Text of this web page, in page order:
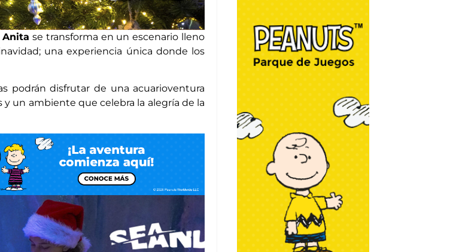
Anita se transforma en un escenario lleno
una experiencia única donde los
podrán disfrutar de una acuarioventura
y un ambiente que celebra la alegría de la
SAM SMITH: HAZEL
EYES
Un nuevo y emotivo disco
sobre NY
Afiches
RAYAS COLORIDAS
Por Mónica Muñoz
Go Fashion
WRAPOLLO
Por Chef Christian Lima
DIY y Algo más
WRAP DE PAVO EN
CREMOSO DE
AGUACATE
Por Chef Daniel Zárate
DIY y Algo más